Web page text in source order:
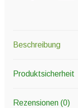
Beschreibung
Produktsicherheit
Rezensionen (0)